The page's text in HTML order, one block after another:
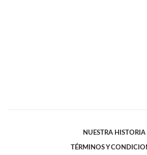
NUESTRA HISTORIA
TÉRMINOS Y